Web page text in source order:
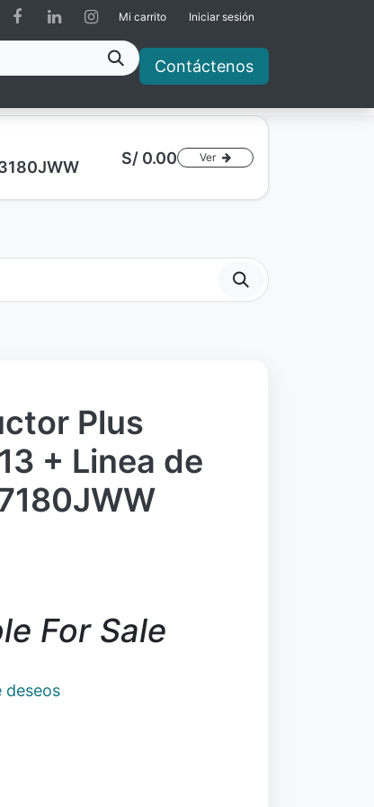
Mi carrito Iniciar sesión
Contáctenos
S/ 0.00 Ver
Plus
+ Linea de
For Sale
deseos